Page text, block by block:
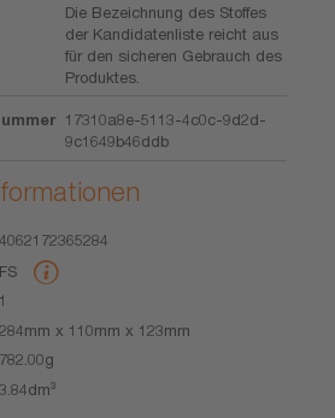
Die Bezeichnung des Stoffes
der Kandidatenliste reicht aus
für den sicheren Gebrauch des
Produktes.
17310a8e-5113-4c0c-9d2d-
9c1649b46ddb
Abmessung
4062172365284
FS
1
284mm x 110mm x 123mm
782.00g
3.84dm³